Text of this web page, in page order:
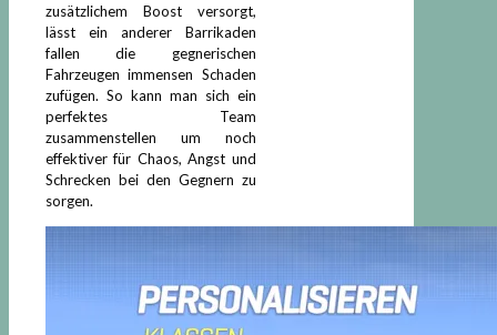
zusätzlichem Boost versorgt,
lässt ein anderer Barrikaden
fallen die gegnerischen
Fahrzeugen immensen Schaden
zufügen. So kann man sich ein
perfektes Team
zusammenstellen um noch
effektiver für Chaos, Angst und
Schrecken bei den Gegnern zu
sorgen.